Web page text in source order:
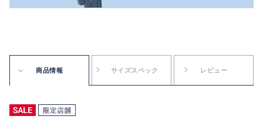
商品情報 サイズスペック レビュー